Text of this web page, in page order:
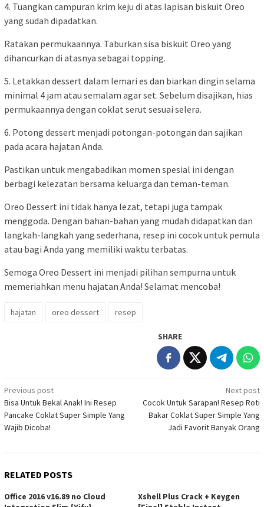
4. Tuangkan campuran krim keju di atas lapisan biskuit Oreo
yang sudah dipadatkan.
Ratakan permukaannya. Taburkan sisa biskuit Oreo yang
dihancurkan di atasnya sebagai topping.
5. Letakkan dessert dalam lemari es dan biarkan dingin selama
minimal 4 jam atau semalam agar set. Sebelum disajikan, hias
permukaannya dengan coklat serut sesuai selera.
6. Potong dessert menjadi potongan-potongan dan sajikan
pada acara hajatan Anda.
Pastikan untuk mengabadikan momen spesial ini dengan
berbagi kelezatan bersama keluarga dan teman-teman.
Oreo Dessert ini tidak hanya lezat, tetapi juga tampak
menggoda. Dengan bahan-bahan yang mudah didapatkan dan
langkah-langkah yang sederhana, resep ini cocok untuk pemula
atau bagi Anda yang memiliki waktu terbatas.
Semoga Oreo Dessert ini menjadi pilihan sempurna untuk
memeriahkan menu hajatan Anda! Selamat mencoba!
hajatan oreo dessert resep
SHARE
Post
navigation
Previous post
Bisa Untuk Bekal Anak! Ini Resep
Pancake Coklat Super Simple Yang
Wajib Dicoba!
Next post
Cocok Untuk Sarapan! Resep Roti
Bakar Coklat Super Simple Yang
Jadi Favorit Banyak Orang
RELATED POSTS
Office 2016 v16.89 no Cloud
Xshell Plus Crack + Keygen